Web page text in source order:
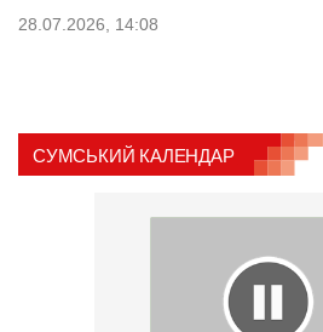
28.07.2026, 14:08
СУМСЬКИЙ КАЛЕНДАР